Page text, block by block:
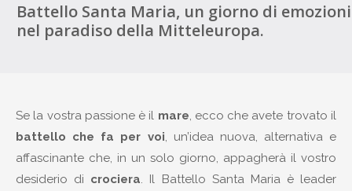
Battello Santa Maria, un giorno di emozioni
nel paradiso della Mitteleuropa.
Se la vostra passione è il mare, ecco che avete trovato il
battello che fa per voi, un’idea nuova, alternativa e
affascinante che, in un solo giorno, appagherà il vostro
desiderio di crociera. Il Battello Santa Maria è leader